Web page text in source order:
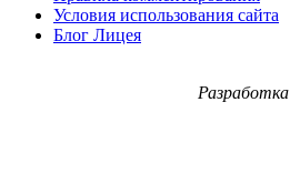
Условия использования сайта
Блог Лицея
Разработка